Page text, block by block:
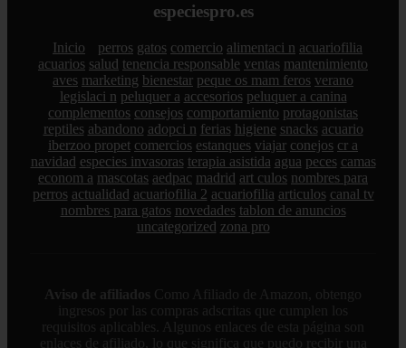
especiespro.es
Inicio perros gatos comercio alimentaci n acuariofilia
acuarios salud tenencia responsable ventas mantenimiento
aves marketing bienestar peque os mam feros verano
legislaci n peluquer a accesorios peluquer a canina
complementos consejos comportamiento protagonistas
reptiles abandono adopci n ferias higiene snacks acuario
iberzoo propet comercios estanques viajar conejos cr a
navidad especies invasoras terapia asistida agua peces camas
econom a mascotas aedpac madrid art culos nombres para
perros actualidad acuariofilia 2 acuariofilia articulos canal tv
nombres para gatos novedades tablon de anuncios
uncategorized zona pro
Aviso de afiliados Como Afiliado de Amazon, obtengo
ingresos por las compras adscritas que cumplen los
requisitos aplicables. Algunos enlaces de esta página son
enlaces de afiliado, lo que significa que puedo recibir una